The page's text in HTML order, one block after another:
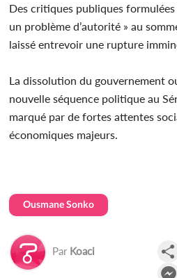
Des critiques publiques
un problème d’autorité » au
laissé entrevoir une rupture
La dissolution du gouvernement
nouvelle séquence politique au
marqué par de fortes attentes
économiques majeurs.
Ousmane Sonko
Par Koaci